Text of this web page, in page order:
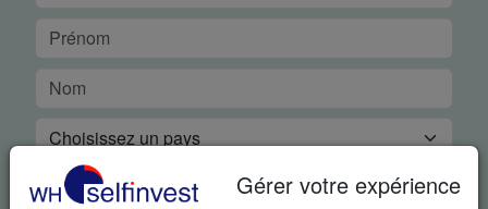
Gérer votre expérience